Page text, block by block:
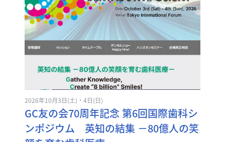
2026年10月3日(土)・4日(日)
GC友の会70周年記念 第6回国際歯科シ
ンポジウム 英知の結集 －80億人の笑